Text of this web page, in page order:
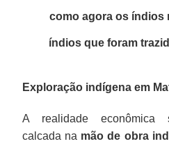
como agora os índios
índios que foram
Exploração indígena em
A realidade econômica
calcada na mão de obra